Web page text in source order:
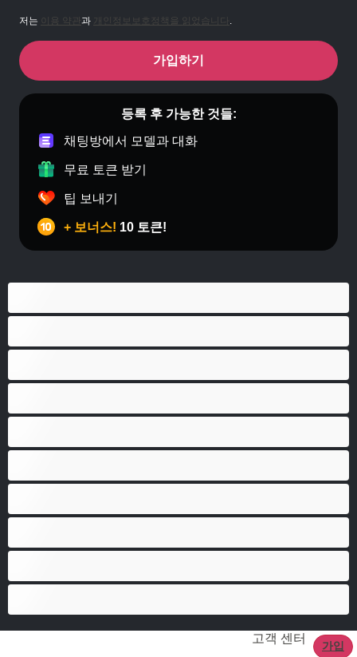
저는 이용 약관과 개인정보보호정책을 읽었습니다 .
가입하기
등록 후 가능한 것들:
채팅방에서 모델과 대화
무료 토큰 받기
팁 보내기
+ 보너스! 10 토큰!
고객 센터
가입